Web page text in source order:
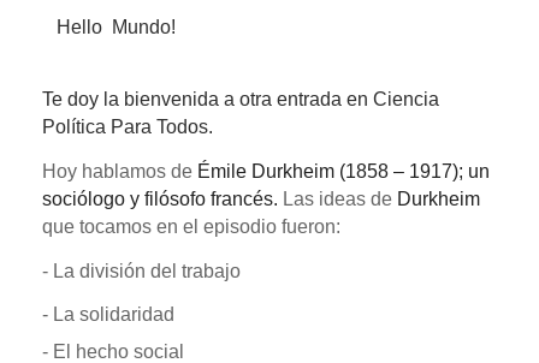
Hello Mundo!
Te doy la bienvenida a otra entrada en Ciencia
Política Para Todos.
Hoy hablamos de Émile Durkheim (1858 – 1917); un
sociólogo y filósofo francés. Las ideas de Durkheim
que tocamos en el episodio fueron:
- La división del trabajo
- La solidaridad
- El hecho social